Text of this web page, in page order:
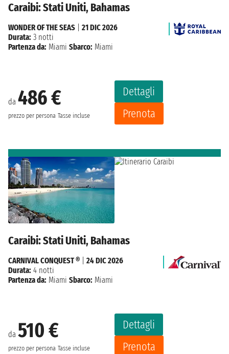
Caraibi: Stati Uniti, Bahamas
da 486 €
prezzo per persona Tasse incluse
Dettagli
Prenota
WONDER OF THE SEAS
21 DIC 2026
Durata: 3 notti
Partenza da: Miami Sbarco: Miami
Caraibi: Stati Uniti, Bahamas
da 510 €
prezzo per persona Tasse incluse
Dettagli
Prenota
CARNIVAL CONQUEST ®
24 DIC 2026
Durata: 4 notti
Partenza da: Miami Sbarco: Miami